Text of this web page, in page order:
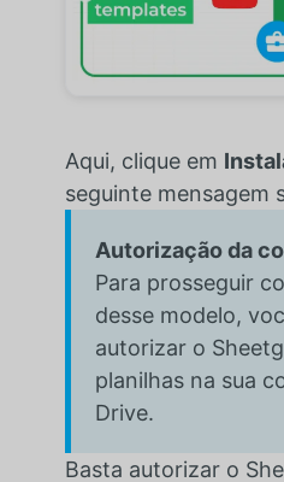
Aqui, clique em
seguinte mensagem
Autorização da
Para prosseguir
desse modelo,
autorizar o
planilhas na sua
Drive.
Basta autorizar o